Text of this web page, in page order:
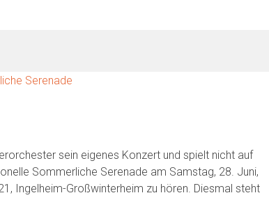
sein eigenes Konzert und spielt nicht auf
Sommerliche Serenade am Samstag, 28. Juni,
Ingelheim-Großwinterheim zu hören. Diesmal steht